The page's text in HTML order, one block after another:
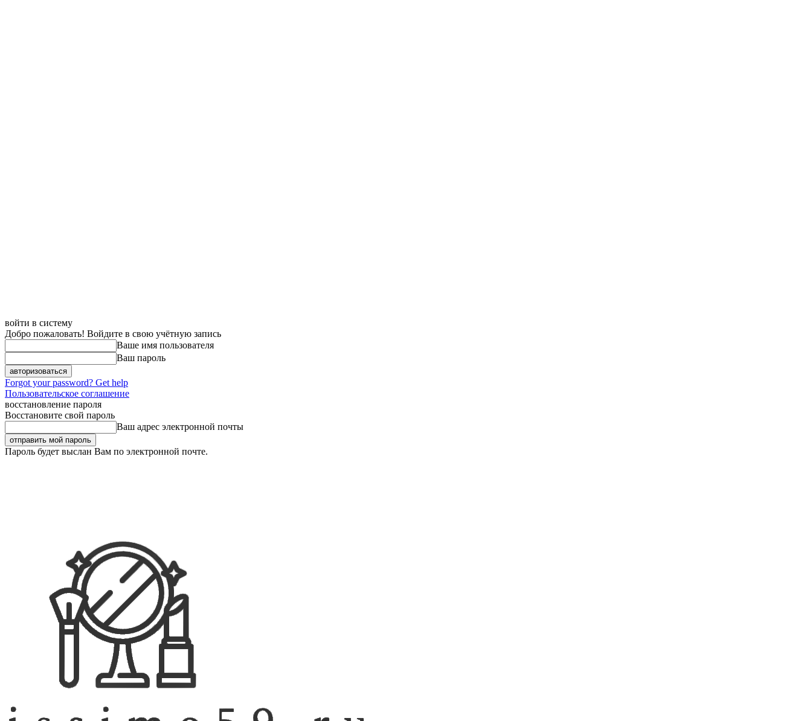
войти в систему
Добро пожаловать! Войдите в свою учётную запись
Ваше имя пользователя
Ваш пароль
Forgot your password? Get help
Пользовательское соглашение
восстановление пароля
Восстановите свой пароль
Ваш адрес электронной почты
Пароль будет выслан Вам по электронной почте.